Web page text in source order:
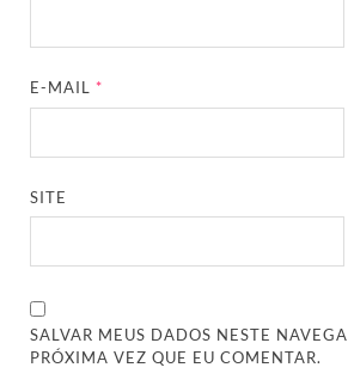
E-MAIL*
SITE
SALVAR MEUS DADOS NESTE
PRÓXIMA VEZ QUE EU COMENTAR.